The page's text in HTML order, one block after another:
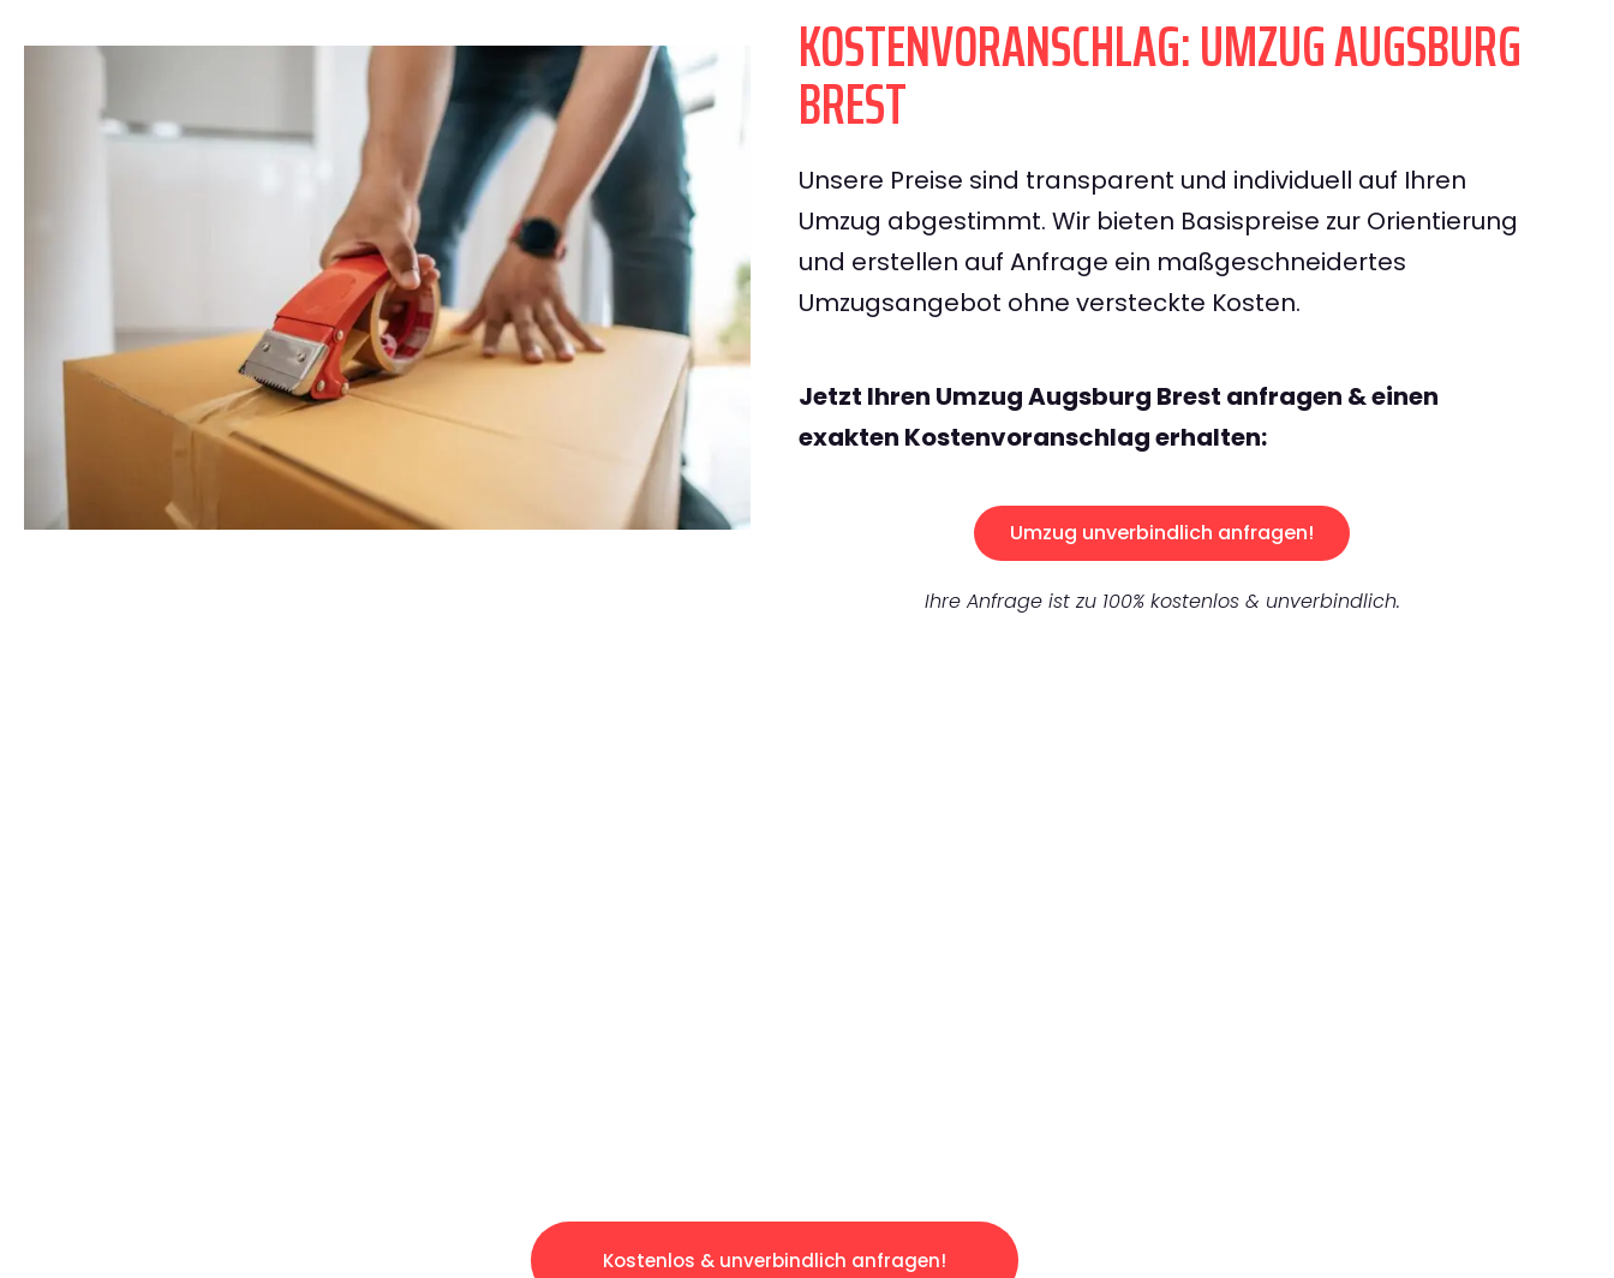
KOSTENVORANSCHLAG: UMZUG AUGSBURG
BREST
Unsere Preise sind transparent und individuell auf Ihren
Umzug abgestimmt. Wir bieten Basispreise zur Orientierung
und erstellen auf Anfrage ein maßgeschneidertes
Umzugsangebot ohne versteckte Kosten.
Jetzt Ihren Umzug Augsburg Brest anfragen & einen
exakten Kostenvoranschlag erhalten:
Umzug unverbindlich anfragen!
Ihre Anfrage ist zu 100% kostenlos & unverbindlich.
Kostenlos & unverbindlich anfragen!